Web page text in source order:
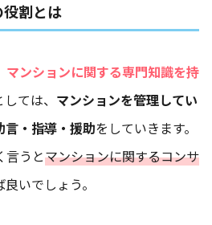
割とは
マンションに関する専門知識を持
ては、 マンションを管理してい
言・指導・援助をしていきます。
言うとマンションに関するコンサ
いでしょう。